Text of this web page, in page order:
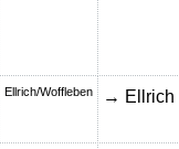
Ellrich/Woffleben → Ellrich